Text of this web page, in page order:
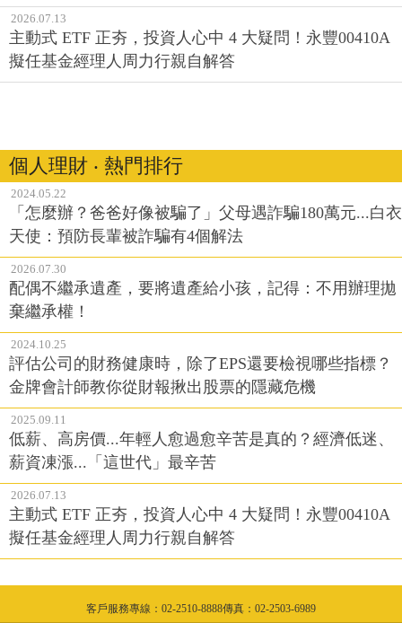
2026.07.13
主動式 ETF 正夯，投資人心中 4 大疑問！永豐00410A
擬任基金經理人周力行親自解答
個人理財 ‧ 熱門排行
2024.05.22
「怎麼辦？爸爸好像被騙了」父母遇詐騙180萬元...白衣
天使：預防長輩被詐騙有4個解法
2026.07.30
配偶不繼承遺產，要將遺產給小孩，記得：不用辦理拋
棄繼承權！
2024.10.25
評估公司的財務健康時，除了EPS還要檢視哪些指標？
金牌會計師教你從財報揪出股票的隱藏危機
2025.09.11
低薪、高房價...年輕人愈過愈辛苦是真的？經濟低迷、
薪資凍漲...「這世代」最辛苦
2026.07.13
主動式 ETF 正夯，投資人心中 4 大疑問！永豐00410A
擬任基金經理人周力行親自解答
客戶服務專線：02-2510-8888傳真：02-2503-6989